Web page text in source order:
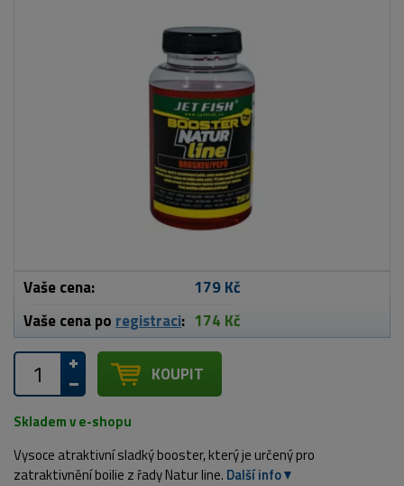
Vaše cena:
179 Kč
Vaše cena po registraci: 174 Kč
KOUPIT
Skladem v e-shopu
Vysoce atraktivní sladký booster, který je určený pro
zatraktivnění boilie z řady Natur line. Další info